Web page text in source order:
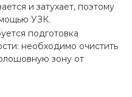
и затухает, поэтому
УЗК.
подготовка
необходимо очистить
зону от